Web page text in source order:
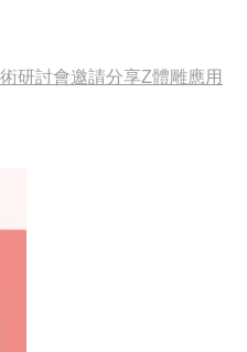
研討會邀請分享Z體雕應用